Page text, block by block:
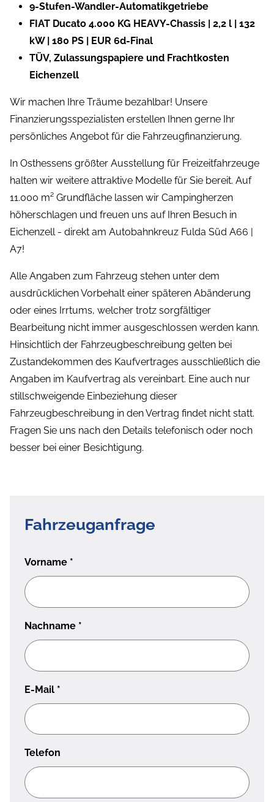
9-Stufen-Wandler-Automatikgetriebe
FIAT Ducato 4.000 KG HEAVY-Chassis | 2,2 l | 132
kW | 180 PS | EUR 6d-Final
TÜV, Zulassungspapiere und Frachtkosten
Eichenzell
Wir machen Ihre Träume bezahlbar! Unsere
Finanzierungsspezialisten erstellen Ihnen gerne Ihr
persönliches Angebot für die Fahrzeugfinanzierung.
In Osthessens größter Ausstellung für Freizeitfahrzeuge
halten wir weitere attraktive Modelle für Sie bereit. Auf
11.000 m² Grundfläche lassen wir Campingherzen
höherschlagen und freuen uns auf Ihren Besuch in
Eichenzell - direkt am Autobahnkreuz Fulda Süd A66 |
A7!
Alle Angaben zum Fahrzeug stehen unter dem
ausdrücklichen Vorbehalt einer späteren Abänderung
oder eines Irrtums, welcher trotz sorgfältiger
Bearbeitung nicht immer ausgeschlossen werden kann.
Hinsichtlich der Fahrzeugbeschreibung gelten bei
Zustandekommen des Kaufvertrages ausschließlich die
Angaben im Kaufvertrag als vereinbart. Eine auch nur
stillschweigende Einbeziehung dieser
Fahrzeugbeschreibung in den Vertrag findet nicht statt.
Fragen Sie uns nach den Details telefonisch oder noch
besser bei einer Besichtigung.
Fahrzeuganfrage
Vorname *
Nachname *
E-Mail *
Telefon